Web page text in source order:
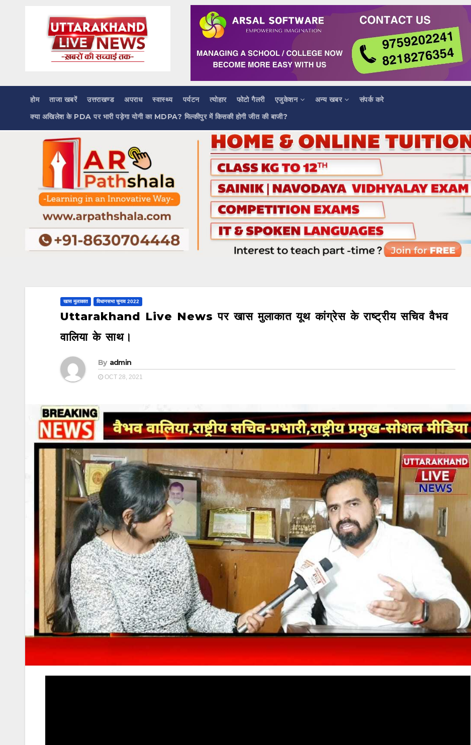
होम ताजा खबरें उत्तराखण्ड अपराध स्वास्थ्य पर्यटन त्योहार फोटो गैलरी एजुकेशन अन्य खबर
संपर्क करे
क्या अखिलेश के PDA पर भारी पड़ेगा योगी का MDPA? मिल्कीपुर में किसकी होगी जीत की बाजी?
खास मुलाकात विधानसभा चुनाव 2022
Uttarakhand Live News पर खास मुलाकात यूथ कांग्रेस के राष्ट्रीय सचिव वैभव
वालिया के साथ।
By admin
OCT 28, 2021